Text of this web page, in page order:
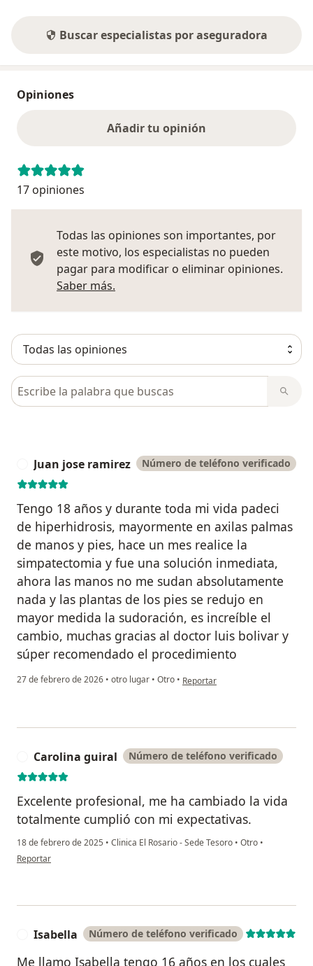
Buscar especialistas por aseguradora
Opiniones
Añadir tu opinión
17 opiniones
Todas las opiniones son importantes, por
este motivo, los especialistas no pueden
pagar para modificar o eliminar opiniones.
Saber más.
Busca en opiniones
Juan jose ramirez Número de teléfono verificado
Tengo 18 años y durante toda mi vida padeci
de hiperhidrosis, mayormente en axilas palmas
de manos y pies, hace un mes realice la
simpatectomia y fue una solución inmediata,
ahora las manos no me sudan absolutamente
nada y las plantas de los pies se redujo en
mayor medida la sudoración, es increíble el
cambio, muchas gracias al doctor luis bolivar y
súper recomendado el procedimiento
27 de febrero de 2026 • otro lugar • Otro • en opinión del usuario Juan jose
Reportar
Carolina guiral Número de teléfono verificado
Excelente profesional, me ha cambiado la vida
totalmente cumplió con mi expectativas.
18 de febrero de 2025 • Clinica El Rosario - Sede Tesoro • Otro •
en opinión del usuario Carolina guiral
Reportar
Isabella Número de teléfono verificado
Me llamo Isabella tengo 16 años en los cuales